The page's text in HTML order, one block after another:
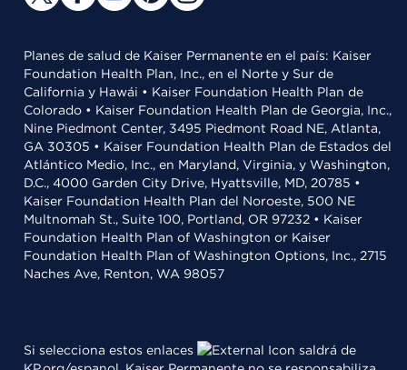
Planes de salud de Kaiser Permanente en el país: Kaiser
Foundation Health Plan, Inc., en el Norte y Sur de
California y Hawái • Kaiser Foundation Health Plan de
Colorado • Kaiser Foundation Health Plan de Georgia, Inc.,
Nine Piedmont Center, 3495 Piedmont Road NE, Atlanta,
GA 30305 • Kaiser Foundation Health Plan de Estados del
Atlántico Medio, Inc., en Maryland, Virginia, y Washington,
D.C., 4000 Garden City Drive, Hyattsville, MD, 20785 •
Kaiser Foundation Health Plan del Noroeste, 500 NE
Multnomah St., Suite 100, Portland, OR 97232 • Kaiser
Foundation Health Plan of Washington or Kaiser
Foundation Health Plan of Washington Options, Inc., 2715
Naches Ave, Renton, WA 98057
Si selecciona estos enlaces
saldrá de